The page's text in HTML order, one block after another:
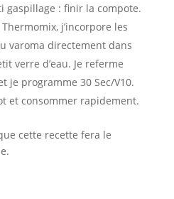
gaspillage : finir la compote.
j’incorpore les
varoma directement dans
verre d’eau. Je referme
je programme 30 Sec/V10.
et consommer rapidement.
cette recette fera le